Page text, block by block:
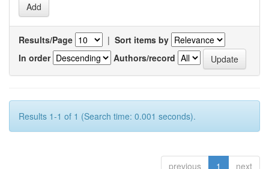
Results/Page | Sort items by
In order
Authors/record
Results 1-1 of 1 (Search time: 0.001 seconds).
previous 1 next